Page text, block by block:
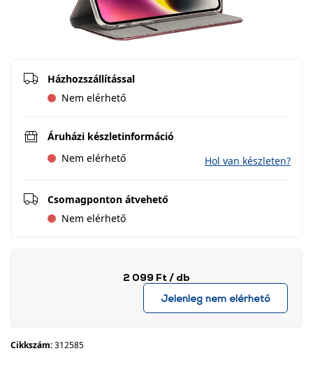
Házhozszállítással
Nem elérhető
Áruházi készletinformáció
Nem elérhető
Hol van készleten?
Csomagponton átvehető
Nem elérhető
2 099 Ft / db
Jelenleg nem elérhető
Cikkszám:312585